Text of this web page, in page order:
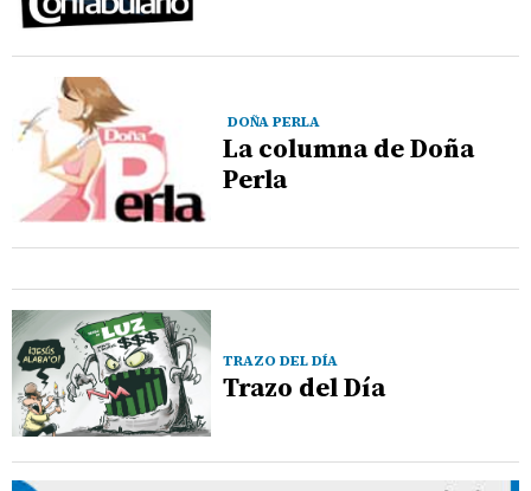
DOÑA PERLA
La columna de Doña
Perla
TRAZO DEL DÍA
Trazo del Día